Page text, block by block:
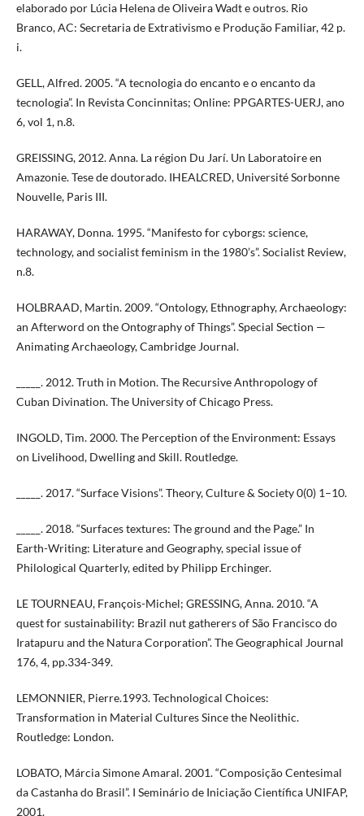
elaborado por Lúcia Helena de Oliveira Wadt e outros. Rio
Branco, AC: Secretaria de Extrativismo e Produção Familiar, 42 p.
i.
GELL, Alfred. 2005. “A tecnologia do encanto e o encanto da
tecnologia”. In Revista Concinnitas; Online: PPGARTES-UERJ, ano
6, vol 1, n.8.
GREISSING, 2012. Anna. La région Du Jarí. Un Laboratoire en
Amazonie. Tese de doutorado. IHEALCRED, Université Sorbonne
Nouvelle, Paris III.
HARAWAY, Donna. 1995. “Manifesto for cyborgs: science,
technology, and socialist feminism in the 1980’s”. Socialist Review,
n.8.
HOLBRAAD, Martin. 2009. “Ontology, Ethnography, Archaeology:
an Afterword on the Ontography of Things”. Special Section —
Animating Archaeology, Cambridge Journal.
_____. 2012. Truth in Motion. The Recursive Anthropology of
Cuban Divination. The University of Chicago Press.
INGOLD, Tim. 2000. The Perception of the Environment: Essays
on Livelihood, Dwelling and Skill. Routledge.
_____. 2017. “Surface Visions”. Theory, Culture & Society 0(0) 1–10.
_____. 2018. “Surfaces textures: The ground and the Page.” In
Earth-Writing: Literature and Geography, special issue of
Philological Quarterly, edited by Philipp Erchinger.
LE TOURNEAU, François-Michel; GRESSING, Anna. 2010. “A
quest for sustainability: Brazil nut gatherers of São Francisco do
Iratapuru and the Natura Corporation”. The Geographical Journal
176, 4, pp.334-349.
LEMONNIER, Pierre.1993. Technological Choices:
Transformation in Material Cultures Since the Neolithic.
Routledge: London.
LOBATO, Márcia Simone Amaral. 2001. “Composição Centesimal
da Castanha do Brasil”. I Seminário de Iniciação Científica UNIFAP,
2001.